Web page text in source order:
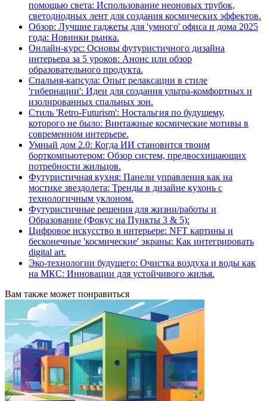
помощью света: Использование неоновых трубок,
светодиодных лент для создания космических эффектов.
Обзор: Лучшие гаджеты для 'умного' офиса и дома 2025
года: Новинки рынка.
Онлайн-курс: Основы футуристичного дизайна
интерьера за 5 уроков: Анонс или обзор
образовательного продукта.
Спальня-капсула: Опыт релаксации в стиле
'гибернации': Идеи для создания ультра-комфортных и
изолированных спальных зон.
Стиль 'Retro-Futurism': Ностальгия по будущему,
которого не было: Винтажные космические мотивы в
современном интерьере.
Умный дом 2.0: Когда ИИ становится твоим
борткомпьютером: Обзор систем, предвосхищающих
потребности жильцов.
Футуристичная кухня: Панели управления как на
мостике звездолета: Тренды в дизайне кухонь с
технологичным уклоном.
Футуристичные решения для жизни/работы и
Образование (Фокус на Пункты 3 & 5):
Цифровое искусство в интерьере: NFT картины и
бесконечные 'космические' экраны: Как интегрировать
digital art.
Эко-технологии будущего: Очистка воздуха и воды как
на МКС: Инновации для устойчивого жилья.
Вам также может понравиться